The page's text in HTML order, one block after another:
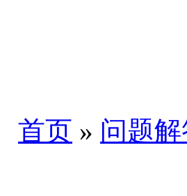
首页 » 问题